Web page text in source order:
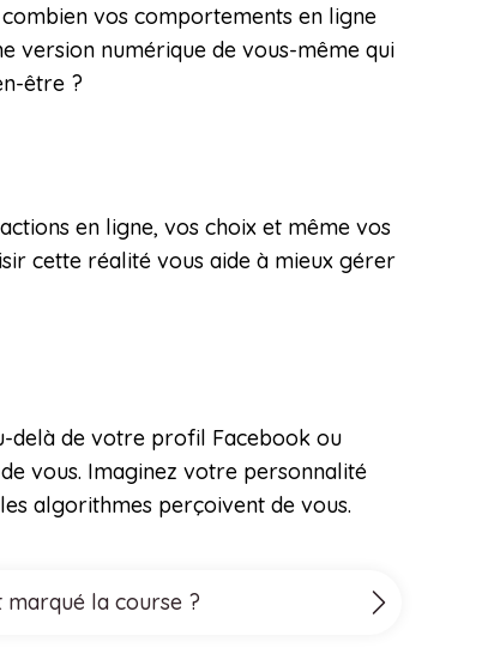
vos comportements en ligne
version numérique de vous-même qui
être ?
en ligne, vos choix et même vos
cette réalité vous aide à mieux gérer
delà de votre profil Facebook ou
vous. Imaginez votre personnalité
algorithmes perçoivent de vous.
marqué la course ?